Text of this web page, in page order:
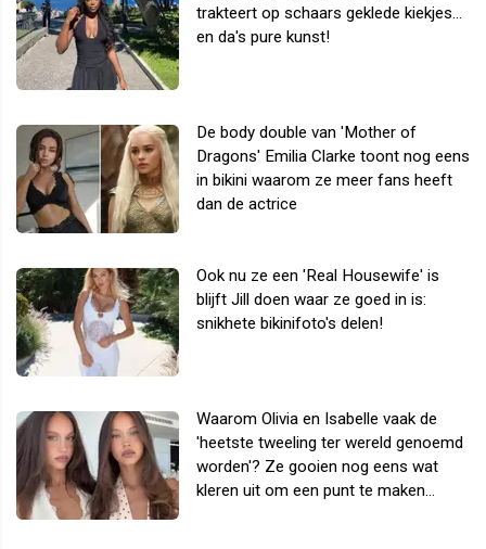
trakteert op schaars geklede kiekjes...
en da's pure kunst!
De body double van 'Mother of
Dragons' Emilia Clarke toont nog eens
in bikini waarom ze meer fans heeft
dan de actrice
Ook nu ze een 'Real Housewife' is
blijft Jill doen waar ze goed in is:
snikhete bikinifoto's delen!
Waarom Olivia en Isabelle vaak de
'heetste tweeling ter wereld genoemd
worden'? Ze gooien nog eens wat
kleren uit om een punt te maken...